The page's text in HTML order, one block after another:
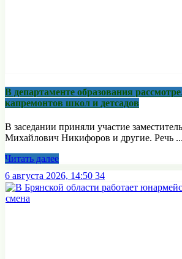
В департаменте образования
капремонтов школ и детсадов
В заседании приняли участие
Михайлович Никифоров и другие. Речь ...
Читать далее
6 августа 2026, 14:50 34